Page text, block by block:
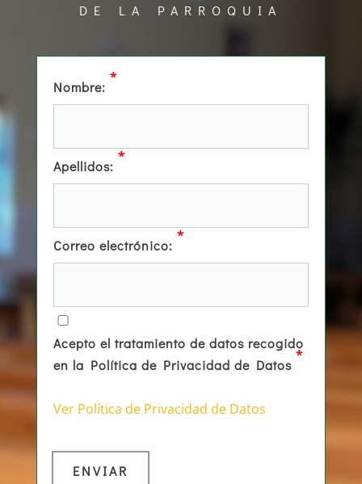
DE LA PARROQUIA
Nombre:
*
Apellidos:
*
Correo electrónico:
*
Acepto el tratamiento de datos recogido
en la Política de Privacidad de Datos
*
Ver Política de Privacidad de Datos